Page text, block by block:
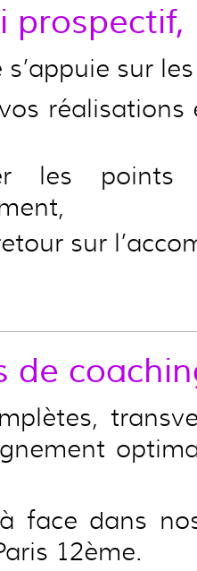
s’appuie sur
les
sur
de
face dans
12ème.